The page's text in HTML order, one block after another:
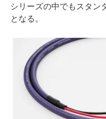
シリーズの中でもスタン
となる。